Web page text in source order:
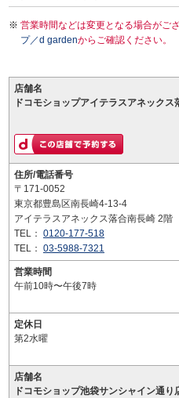
営業時間などは変更となる場合がご
プ／d gardenからご確認ください。
店舗名
ドコモショップアイテラスアネックス
住所/電話番号
〒171-0052
東京都豊島区南長崎4-13-4
アイテラスアネックス落合南長崎 2階
TEL： 0120-177-518
TEL： 03-5988-7321
営業時間
午前10時〜午後7時
定休日
第2水曜
店舗名
ドコモショップ池袋サンシャイン通り